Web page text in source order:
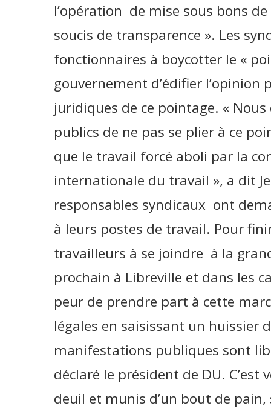
l’opération de mise sous bons
soucis de transparence ». Les
fonctionnaires à boycotter le «
gouvernement d’édifier
juridiques de ce pointage. «
publics de ne pas se plier à ce
que le travail forcé aboli par la
internationale du travail », a dit
responsables syndicaux ont
à leurs postes de travail. Pour
travailleurs à se joindre à la
prochain à Libreville et dans les
peur de prendre part à cette
légales en saisissant un huissier
manifestations publiques sont
déclaré le président de DU. C’est
deuil et munis d’un bout de